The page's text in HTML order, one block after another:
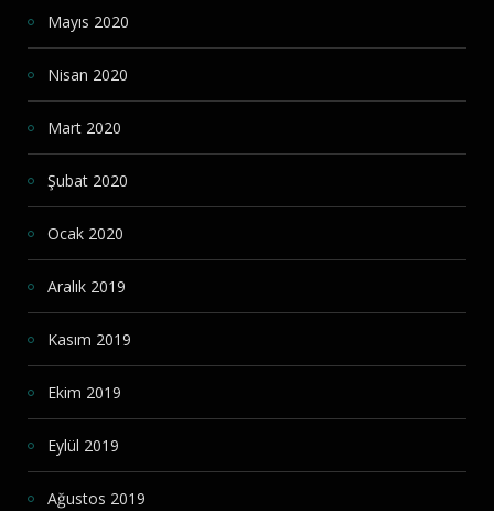
Mayıs 2020
Nisan 2020
Mart 2020
Şubat 2020
Ocak 2020
Aralık 2019
Kasım 2019
Ekim 2019
Eylül 2019
Ağustos 2019